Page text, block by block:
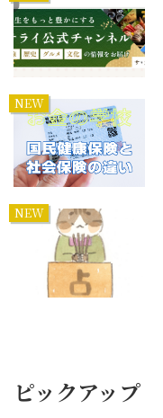
NEW
NEW
ピックアップ